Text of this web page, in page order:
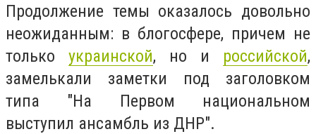
Продолжение темы оказалось довольно
неожиданным: в блогосфере, причем не
только украинской, но и российской,
замелькали заметки под заголовком
типа "На Первом национальном
выступил ансамбль из ДНР".